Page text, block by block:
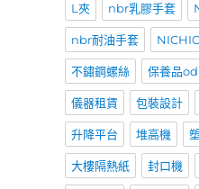
L夾 nbr乳膠手套
nbr耐油手套
不鏽鋼螺絲 保養品
儀器租賃 包裝設計
升降平台 堆高機
大樓隔熱紙 封口機